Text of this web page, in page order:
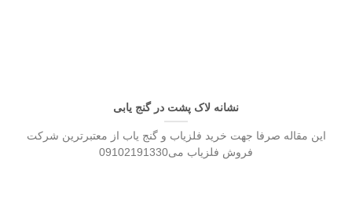
نشانه لاک پشت در گنج یابی
این مقاله صرفا جهت خرید فلزیاب و گنج یاب از معتبرترین شرکت
فروش فلزیاب می09102191330